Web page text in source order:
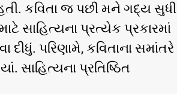
કવિતા જ પછી મને ગદ્ય સુધી
સાહિત્યના પ્રત્યેક પ્રકારમાં
પરિણામે, કવિતાના સમાંતરે
સાહિત્યના પ્રતિષ્ઠિત